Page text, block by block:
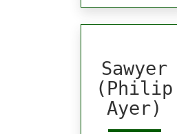
Sawyer
(Philip
Ayer)